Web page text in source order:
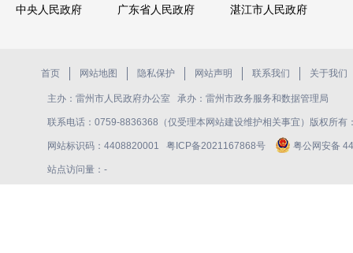
中央人民政府 广东省人民政府 湛江市人民政府
首页 网站地图 隐私保护 网站声明 联系我们 关于我们
主办：雷州市人民政府办公室 承办：雷州市政务服务和数据管理局
联系电话：0759-8836368（仅受理本网站建设维护相关事宜）版权所有
网站标识码：4408820001 粤ICP备2021167868号 粤公网安备
站点访问量： -